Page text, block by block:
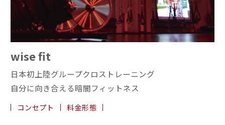
wise fit
日本初上陸グループクロストレーニング
自分に向き合える暗闇フィットネス
コンセプト 料金形態